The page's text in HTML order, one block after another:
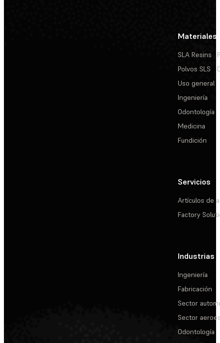
Materiales
SLA Resins
Polvos SLS
Uso general
Ingeniería
Odontología
Medicina
Fundición
Servicios
Artículos de
Factory
Industrias
Ingeniería
Fabricación
Sector
Sector
Odontología